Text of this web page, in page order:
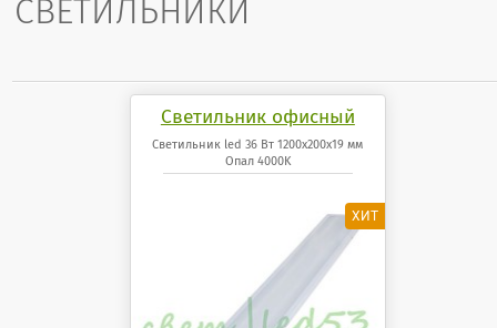
СВЕТИЛЬНИКИ
Светильник офисный
светодиодный 36 Вт
1200x200x19 мм Опал
Светильник led 36 Вт 1200x200x19 мм
Опал 4000K